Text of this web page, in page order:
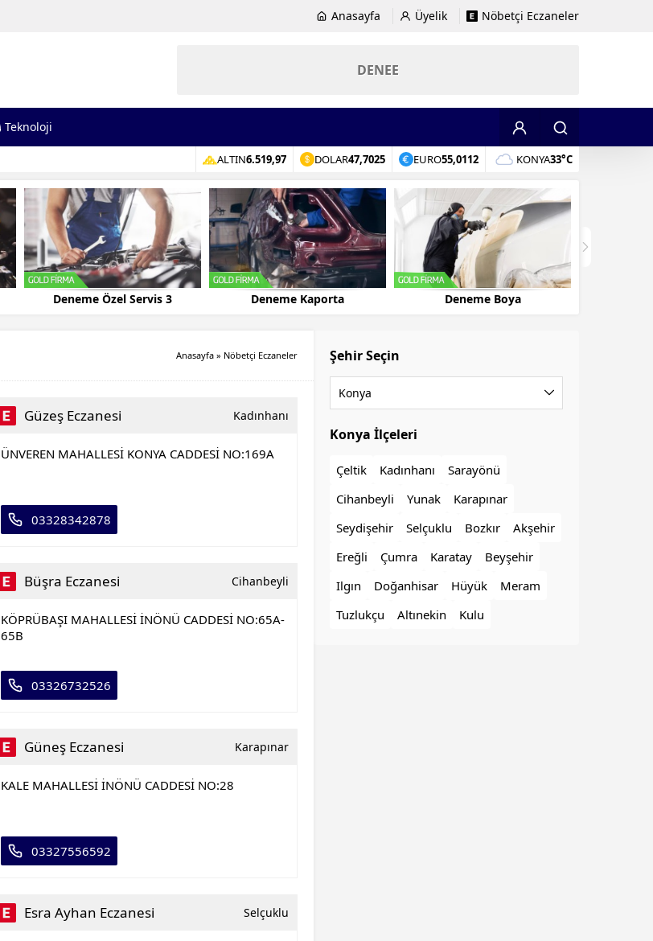
Anasayfa Üyelik Nöbetçi Eczaneler
DENEE
Teknoloji
ALTIN6.519,97 DOLAR47,7025 EURO55,0112 KONYA33°C
Deneme Özel Servis 3 Deneme Kaporta Deneme Boya
Anasayfa » Nöbetçi Eczaneler
Güzeş Eczanesi Kadınhanı
ÜNVEREN MAHALLESİ KONYA CADDESİ NO:169A
03328342878
Büşra Eczanesi Cihanbeyli
KÖPRÜBAŞI MAHALLESİ İNÖNÜ CADDESİ NO:65A-
65B
03326732526
Güneş Eczanesi Karapınar
KALE MAHALLESİ İNÖNÜ CADDESİ NO:28
03327556592
Esra Ayhan Eczanesi Selçuklu
Şehir Seçin
Konya
Konya İlçeleri
Çeltik Kadınhanı
Sarayönü
Cihanbeyli
Yunak
Karapınar
Seydişehir
Selçuklu Bozkır
Akşehir
Ereğli
Çumra Karatay
Beyşehir
Ilgın
Doğanhisar Hüyük
Meram
Tuzlukçu
Altınekin Kulu